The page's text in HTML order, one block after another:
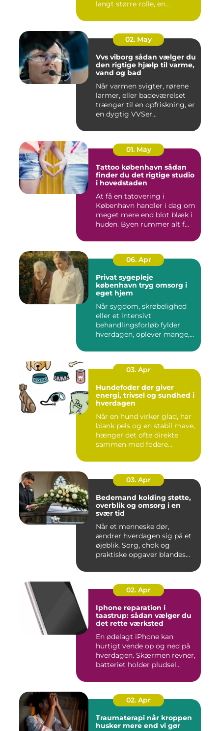
langt større rolle, en...
02. May
Vvs viborg sådan vælger du
den rigtige hjælp til varme,
vand og bad
Når varmen svigter, rørene
larmer, eller badeværelset
trænger til en opfriskning, er
en dygtig VVSer...
01. May
Tattoo københavn sådan
finder du det rigtige studio
i hovedstaden
At få en tatovering i
København handler i dag om
meget mere end blot blæk i
huden. Byen rummer alt f...
06. Apr
Privat sygepleje
københavn tryg omsorg i
eget hjem
Når sygdom, skrøbelighed
eller et intensivt
behandlingsforløb fylder
hverdagen, oplever mange,
03. Apr
Hundefoder der giver
energi, trivsel og sundhed i
hverdagen
Når en hund virker glad, har
blank pels og en stabil mave,
hænger det ofte direkte
sammen med fodere...
03. Apr
Bedemand kolding støtte,
overblik og omsorg i en
svær tid
Når et menneske dør,
ændrer hverdagen sig på et
øjeblik. Sorg, chok og
praktiske opgaver blandes
02. Apr
Iphone reparation i
taastrup: sådan vælger du
det rette værksted
En ødelagt iPhone kan
hurtigt vende op og ned på
hverdagen. Skærmen revner,
batteriet holder pludsel...
02. Apr
Traumaterapi når kroppen
husker mere end vi gør